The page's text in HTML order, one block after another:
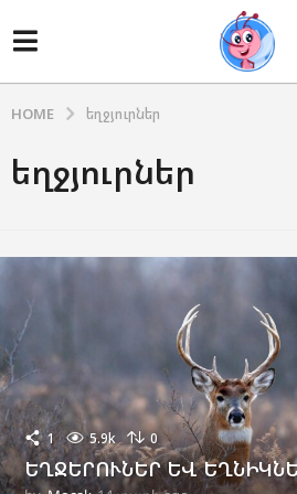
HOME եղջյուրներ
եղջյուրներ
1 5.9k 0
ԵՂՋԵՐՈՒՆԵՐ ԵՎ